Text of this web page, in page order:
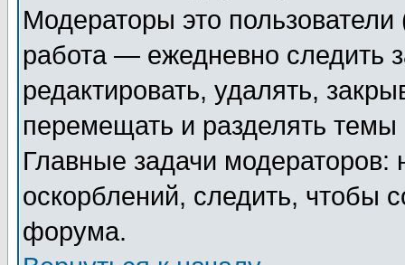
Модераторы это
работа — ежедневно следить
редактировать, удалять,
перемещать и разделять
Главные задачи
оскорблений, следить, чтобы
форума.